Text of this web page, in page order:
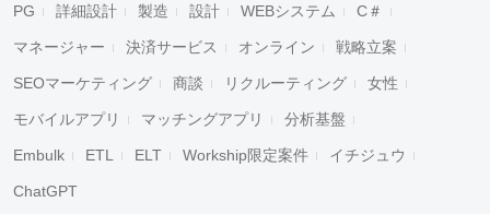
PG 詳細設計 製造 設計 WEBシステム C＃
マネージャー 決済サービス オンライン 戦略立案
SEOマーケティング 商談 リクルーティング 女性
モバイルアプリ マッチングアプリ 分析基盤
Embulk ETL ELT Workship限定案件 イチジュウ
ChatGPT